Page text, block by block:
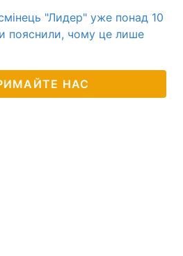
"Лидер" уже понад 10
пояснили, чому це лише
НАС